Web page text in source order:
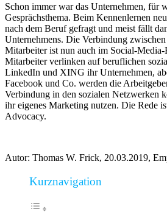
Schon immer war das Unternehmen, für
Gesprächsthema. Beim Kennenlernen
nach dem Beruf gefragt und meist fällt
Unternehmens. Die Verbindung
Mitarbeiter ist nun auch im Social-Media-
Mitarbeiter verlinken auf beruflichen
LinkedIn und XING ihr Unternehmen,
Facebook und Co. werden die
Verbindung in den sozialen Netzwerken
ihr eigenes Marketing nutzen. Die Rede
Advocacy.
Autor: Thomas W. Frick, 20.03.2019,
Kurznavigation